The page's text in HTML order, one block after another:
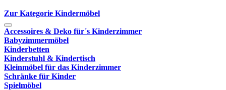
Zur Kategorie Kindermöbel
Accessoires & Deko für´s Kinderzimmer
Babyzimmermöbel
Kinderbetten
Kinderstuhl & Kindertisch
Kleinmöbel für das Kinderzimmer
Schränke für Kinder
Spielmöbel